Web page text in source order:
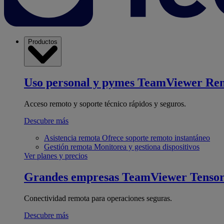
Productos
Uso personal y pymes TeamViewer
Acceso remoto y soporte técnico rápidos y seguros.
Descubre más
Asistencia remota Ofrece soporte remoto instantáneo
Gestión remota Monitorea y gestiona dispositivos
Ver planes y precios
Grandes empresas TeamViewer Tensor
Conectividad remota para operaciones seguras.
Descubre más